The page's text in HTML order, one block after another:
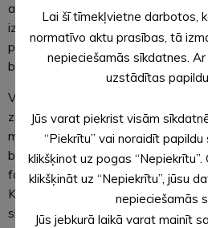
atbalsta biedrības veidoto izstādi
izaugt Latvijai”, kurā stāstīts arī par
pateicību par palīdzību izstādes
bibliotēkas vadītāja Sarmīte Meļķe.
Vidzemes bibliotekāri konferences
zināšanas par tādām tēmām kā
metodes un to pielietojums,
biedrības aktualitātes, tiksies ar
fondu un iepazīs medijpratības
Konferences dalībnieki apmeklēs arī
skaistākās vietas.
Lai šī tīmekļvietne darbotos,
normatīvo aktu prasības, tā
nepieciešamās sīkdatnes.
uzstādītas
Jūs varat piekrist visām
“Piekrītu” vai noraidīt
klikšķinot uz pogas
klikšķināt uz “Nepiekrītu”, jūsu
nepieciešamās
Jūs jebkurā laikā varat mainīt